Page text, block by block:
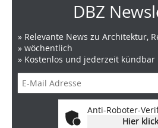
DBZ
» Relevante News zu Architektur,
» wöchentlich
» Kostenlos und jederzeit kündbar
Anti-Roboter-
Hier